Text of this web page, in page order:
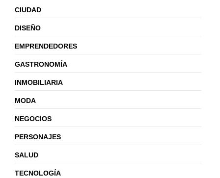
CIUDAD
DISEÑO
EMPRENDEDORES
GASTRONOMÍA
INMOBILIARIA
MODA
NEGOCIOS
PERSONAJES
SALUD
TECNOLOGÍA